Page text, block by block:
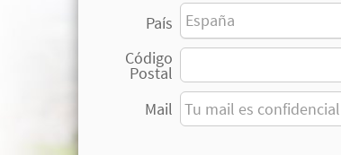
País
España
Código
Postal
Mail